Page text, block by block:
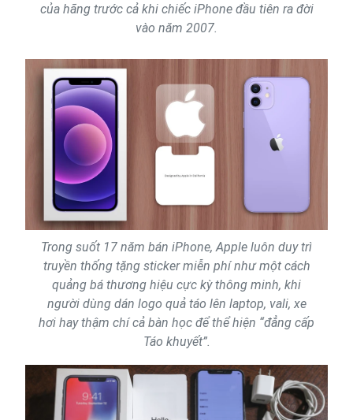
của hãng trước cả khi chiếc iPhone đầu tiên ra đời
vào năm 2007.
Trong suốt 17 năm bán iPhone, Apple luôn duy trì
truyền thống tặng sticker miễn phí như một cách
quảng bá thương hiệu cực kỳ thông minh, khi
người dùng dán logo quả táo lên laptop, vali, xe
hơi hay thậm chí cả bàn học để thể hiện “đẳng cấp
Táo khuyết”.